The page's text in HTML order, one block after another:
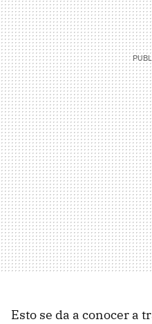
Esto se da a conocer a